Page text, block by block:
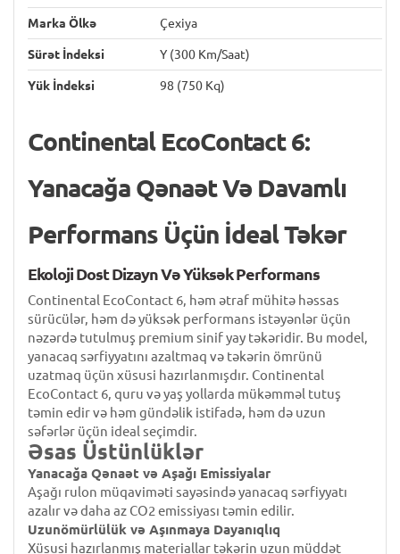
Marka Ölkə Çexiya
Sürət İndeksi Y (300 Km/saat)
Yük İndeksi 98 (750 Kq)
Continental EcoContact 6:
Yanacağa Qənaət Və Davamlı
Performans Üçün İdeal Təkər
Ekoloji Dost Dizayn Və Yüksək Performans
Continental EcoContact 6, həm ətraf mühitə həssas
sürücülər, həm də yüksək performans istəyənlər üçün
nəzərdə tutulmuş premium sinif yay təkəridir. Bu model,
yanacaq sərfiyyatını azaltmaq və təkərin ömrünü
uzatmaq üçün xüsusi hazırlanmışdır. Continental
EcoContact 6, quru və yaş yollarda mükəmməl tutuş
təmin edir və həm gündəlik istifadə, həm də uzun
səfərlər üçün ideal seçimdir.
Əsas Üstünlüklər
Yanacağa Qənaət və Aşağı Emissiyalar
Aşağı rulon müqaviməti sayəsində yanacaq sərfiyyatı
azalır və daha az CO2 emissiyası təmin edilir.
Uzunömürlülük və Aşınmaya Dayanıqlıq
Xüsusi hazırlanmış materiallar təkərin uzun müddət